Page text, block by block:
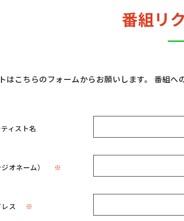
番組リ
はこちらのフォームからお願いします。 番組へ
ィスト名
オネーム） ※
ス ※